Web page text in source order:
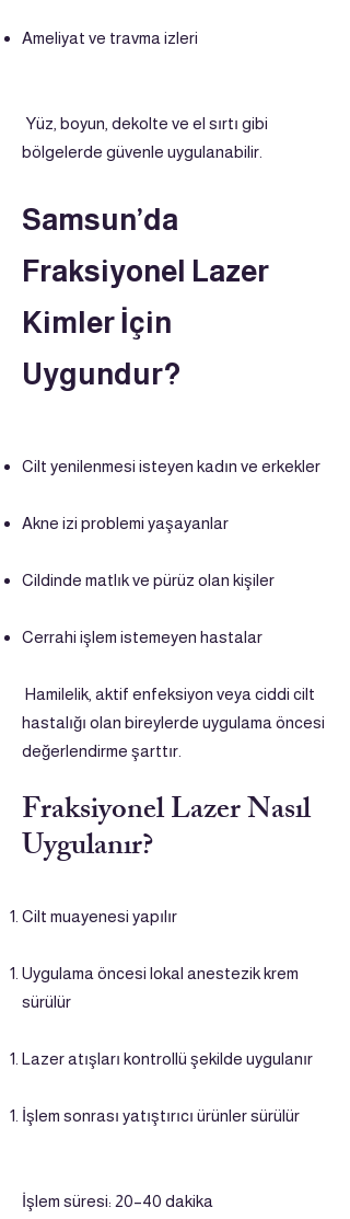
Ameliyat ve travma izleri
Yüz, boyun, dekolte ve el sırtı gibi
bölgelerde güvenle uygulanabilir.
Samsun’da
Fraksiyonel Lazer
Kimler İçin
Uygundur?
Cilt yenilenmesi isteyen kadın ve erkekler
Akne izi problemi yaşayanlar
Cildinde matlık ve pürüz olan kişiler
Cerrahi işlem istemeyen hastalar
Hamilelik, aktif enfeksiyon veya ciddi cilt
hastalığı olan bireylerde uygulama öncesi
değerlendirme şarttır.
Fraksiyonel Lazer Nasıl
Uygulanır?
Cilt muayenesi yapılır
Uygulama öncesi lokal anestezik krem
sürülür
Lazer atışları kontrollü şekilde uygulanır
İşlem sonrası yatıştırıcı ürünler sürülür
İşlem süresi: 20–40 dakika